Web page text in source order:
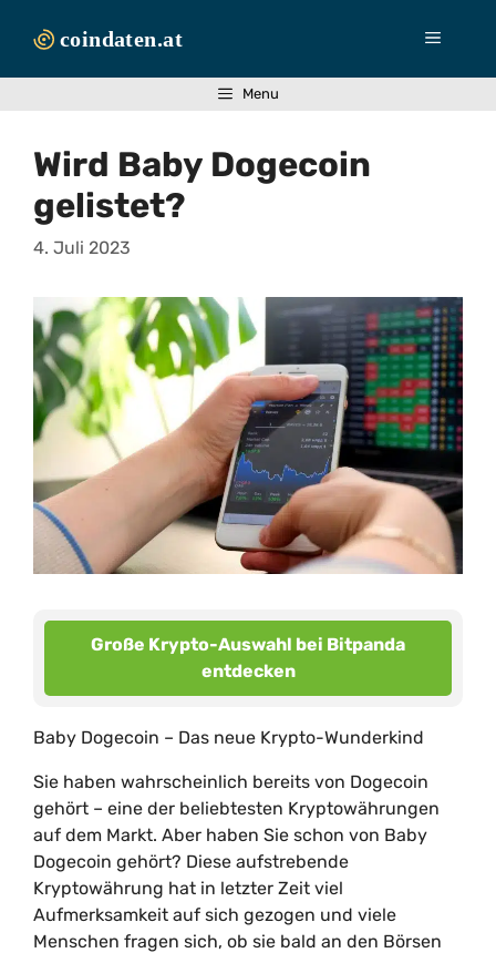
Inhalt
Menü
Menu
Wird Baby Dogecoin
gelistet?
4. Juli 2023
Große Krypto-Auswahl bei Bitpanda
entdecken
Baby Dogecoin – Das neue Krypto-Wunderkind
Sie haben wahrscheinlich bereits von Dogecoin
gehört – eine der beliebtesten Kryptowährungen
auf dem Markt. Aber haben Sie schon von Baby
Dogecoin gehört? Diese aufstrebende
Kryptowährung hat in letzter Zeit viel
Aufmerksamkeit auf sich gezogen und viele
Menschen fragen sich, ob sie bald an den Börsen